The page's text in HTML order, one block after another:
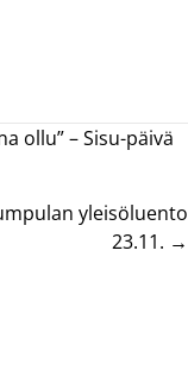
ollu” – Sisu-päivä
yleisöluento
23.11. →